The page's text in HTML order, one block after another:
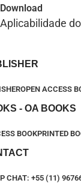
Download
​Aplicabilidade
OPEN ACCESS
- OA BOOKS
BOOKPRINTED
CHAT: +55 (11)